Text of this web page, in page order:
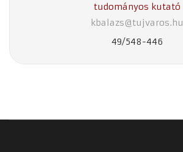
tudományos kutató
kbalazs@tujvaros.hu
49/548-446